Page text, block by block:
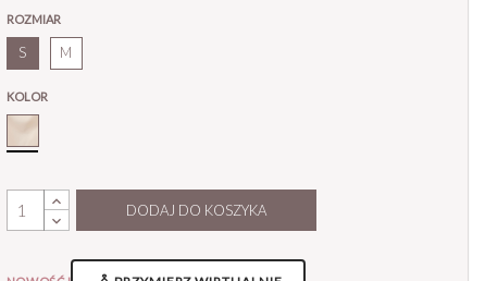
ROZMIAR
S M
KOLOR
Cream_
DODAJ DO KOSZYKA